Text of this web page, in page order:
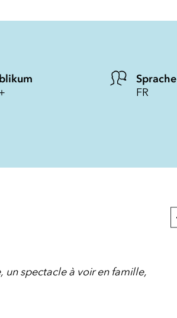
Sprache
FR
spectacle à voir en famille,